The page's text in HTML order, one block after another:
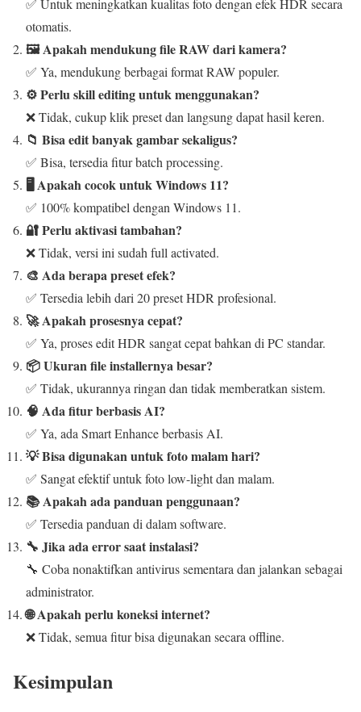
✅ Untuk meningkatkan kualitas foto dengan efek HDR secara
otomatis.
🖼️ Apakah mendukung file RAW dari kamera?
✅ Ya, mendukung berbagai format RAW populer.
⚙️ Perlu skill editing untuk menggunakan?
❌ Tidak, cukup klik preset dan langsung dapat hasil keren.
📁 Bisa edit banyak gambar sekaligus?
✅ Bisa, tersedia fitur batch processing.
🖥️ Apakah cocok untuk Windows 11?
✅ 100% kompatibel dengan Windows 11.
🔐 Perlu aktivasi tambahan?
❌ Tidak, versi ini sudah full activated.
🎨 Ada berapa preset efek?
✅ Tersedia lebih dari 20 preset HDR profesional.
🚀 Apakah prosesnya cepat?
✅ Ya, proses edit HDR sangat cepat bahkan di PC standar.
📦 Ukuran file installernya besar?
✅ Tidak, ukurannya ringan dan tidak memberatkan sistem.
🧠 Ada fitur berbasis AI?
✅ Ya, ada Smart Enhance berbasis AI.
💡 Bisa digunakan untuk foto malam hari?
✅ Sangat efektif untuk foto low-light dan malam.
📚 Apakah ada panduan penggunaan?
✅ Tersedia panduan di dalam software.
🔧 Jika ada error saat instalasi?
🔧 Coba nonaktifkan antivirus sementara dan jalankan sebagai
administrator.
🌐 Apakah perlu koneksi internet?
❌ Tidak, semua fitur bisa digunakan secara offline.
Kesimpulan